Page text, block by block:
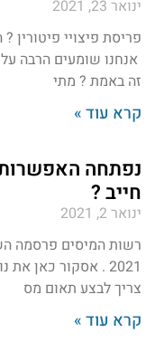
ינואר 23, 2021
פריסת פיצויי
אנחנו שומעים הרבה
זה באמת ? מתי
קרא עוד »
חייב ?
ינואר 2, 2021
רשות המיסים פרסמה
2021 . אסקור כאן
צריך לבצע תאום מס
קרא עוד »